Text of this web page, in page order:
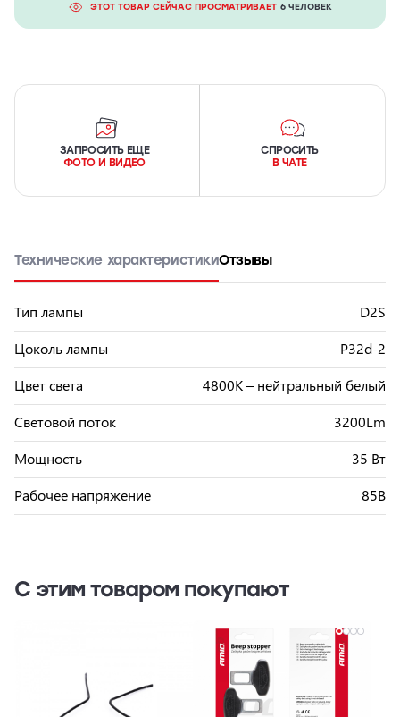
ЭТОТ ТОВАР СЕЙЧАС ПРОСМАТРИВАЕТ 6 ЧЕЛОВЕК
ЗАПРОСИТЬ ЕЩЕ
ФОТО И ВИДЕО
СПРОСИТЬ
В ЧАТЕ
Технические характеристикиОтзывы
Тип лампы
D2S
Цоколь лампы
P32d-2
Цвет света
4800К – нейтральный белый
Световой поток
3200Lm
Мощность
35 Вт
Рабочее напряжение
85В
С этим товаром покупают